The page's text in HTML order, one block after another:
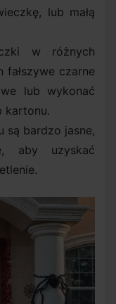
lub małą
w różnych
fałszywe czarne
lub wykonać
kartonu.
są bardzo jasne,
aby uzyskać